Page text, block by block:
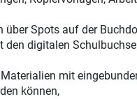
Spots auf der
digitalen
mit
können,